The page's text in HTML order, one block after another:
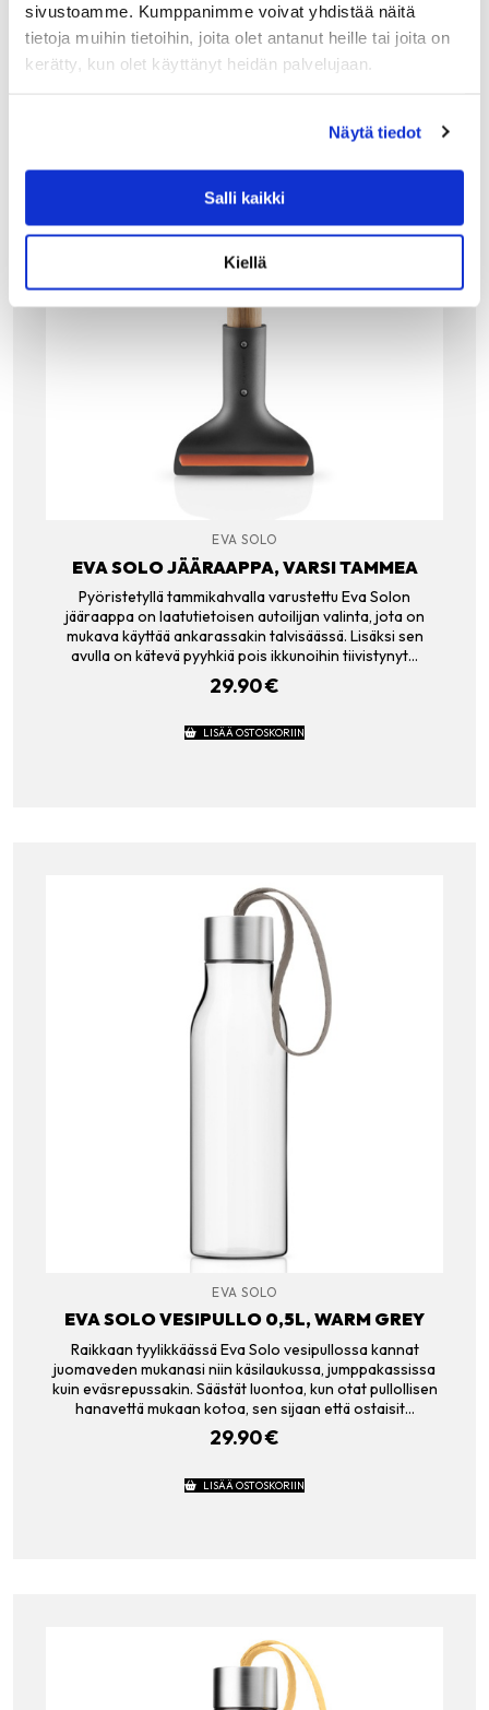
sivustoamme. Kumppanimme voivat yhdistää näitä
tietoja muihin tietoihin, joita olet antanut heille tai joita on
kerätty, kun olet käyttänyt heidän palvelujaan.
Näytä tiedot
Salli kaikki
Kiellä
Tutustu myös
EVA SOLO
EVA SOLO JÄÄRAAPPA, VARSI TAMMEA
Pyöristetyllä tammikahvalla varustettu Eva Solon
jääraappa on laatutietoisen autoilijan valinta, jota on
mukava käyttää ankarassakin talvisäässä. Lisäksi sen
avulla on kätevä pyyhkiä pois ikkunoihin tiivistynyt…
29.90€
LISÄÄ OSTOSKORIIN
EVA SOLO
EVA SOLO VESIPULLO 0,5L, WARM GREY
Raikkaan tyylikkäässä Eva Solo vesipullossa kannat
juomaveden mukanasi niin käsilaukussa, jumppakassissa
kuin eväsrepussakin. Säästät luontoa, kun otat pullollisen
hanavettä mukaan kotoa, sen sijaan että ostaisit…
29.90€
LISÄÄ OSTOSKORIIN